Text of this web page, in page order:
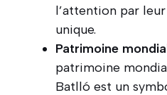
l’attention par
unique.
Patrimoine
patrimoine
Batlló est un